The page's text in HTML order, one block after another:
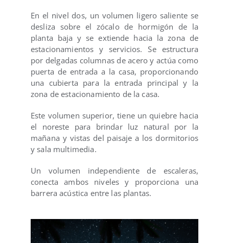
En el nivel dos, un volumen ligero saliente se
desliza sobre el zócalo de hormigón de la
planta baja y se extiende hacia la zona de
estacionamientos y servicios. Se estructura
por delgadas columnas de acero y actúa como
puerta de entrada a la casa, proporcionando
una cubierta para la entrada principal y la
zona de estacionamiento de la casa.
Este volumen superior, tiene un quiebre hacia
el noreste para brindar luz natural por la
mañana y vistas del paisaje a los dormitorios
y sala multimedia.
Un volumen independiente de escaleras,
conecta ambos niveles y proporciona una
barrera acústica entre las plantas.